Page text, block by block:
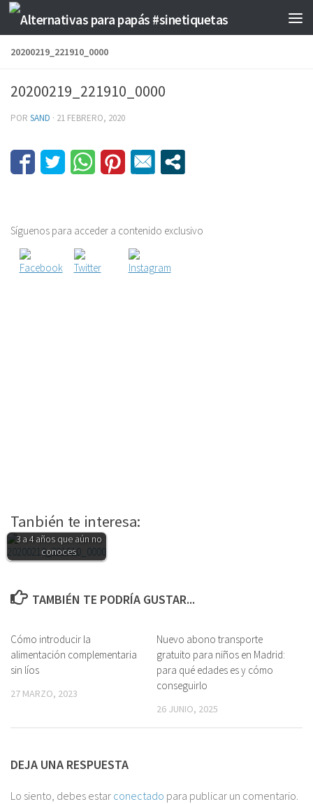
Saltar al contenido
20200219_221910_0000
20200219_221910_0000
POR SAND · 21 FEBRERO, 2020
Síguenos para acceder a contenido exclusivo
Tanbién te interesa:
5 películas para niños de
3 a 4 años que aún no
conoces
TAMBIÉN TE PODRÍA GUSTAR...
Cómo introducir la
alimentación complementaria
sin líos
27 MARZO, 2023
Nuevo abono transporte
gratuito para niños en Madrid:
para qué edades es y cómo
conseguirlo
26 JUNIO, 2025
DEJA UNA RESPUESTA
Lo siento, debes estar conectado para publicar un comentario.